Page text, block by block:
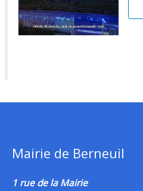
Mairie de Berneuil
1 rue de la Mairie